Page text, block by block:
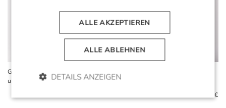
Graue Bluse aus Baumwolle
und Seide
Polokragen
119 €
ALLE AKZEPTIEREN
ALLE ABLEHNEN
DETAILS ANZEIGEN